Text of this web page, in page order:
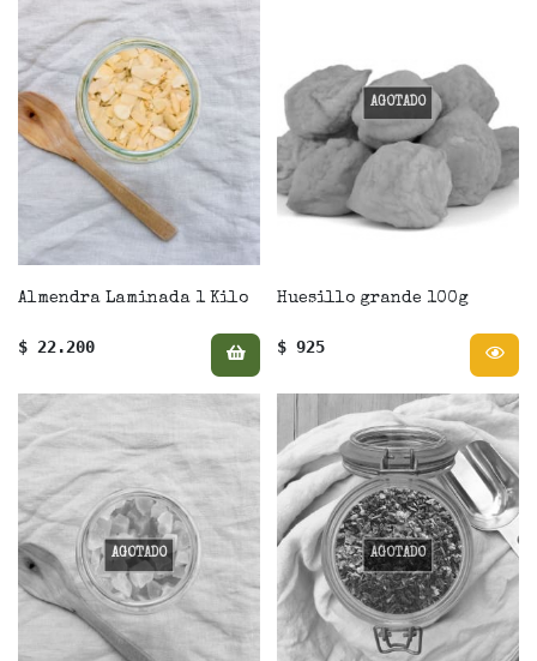
Almendra Laminada 1 Kilo
$ 22.200
AGOTADO
Huesillo grande 100g
$ 925
AGOTADO AGOTADO